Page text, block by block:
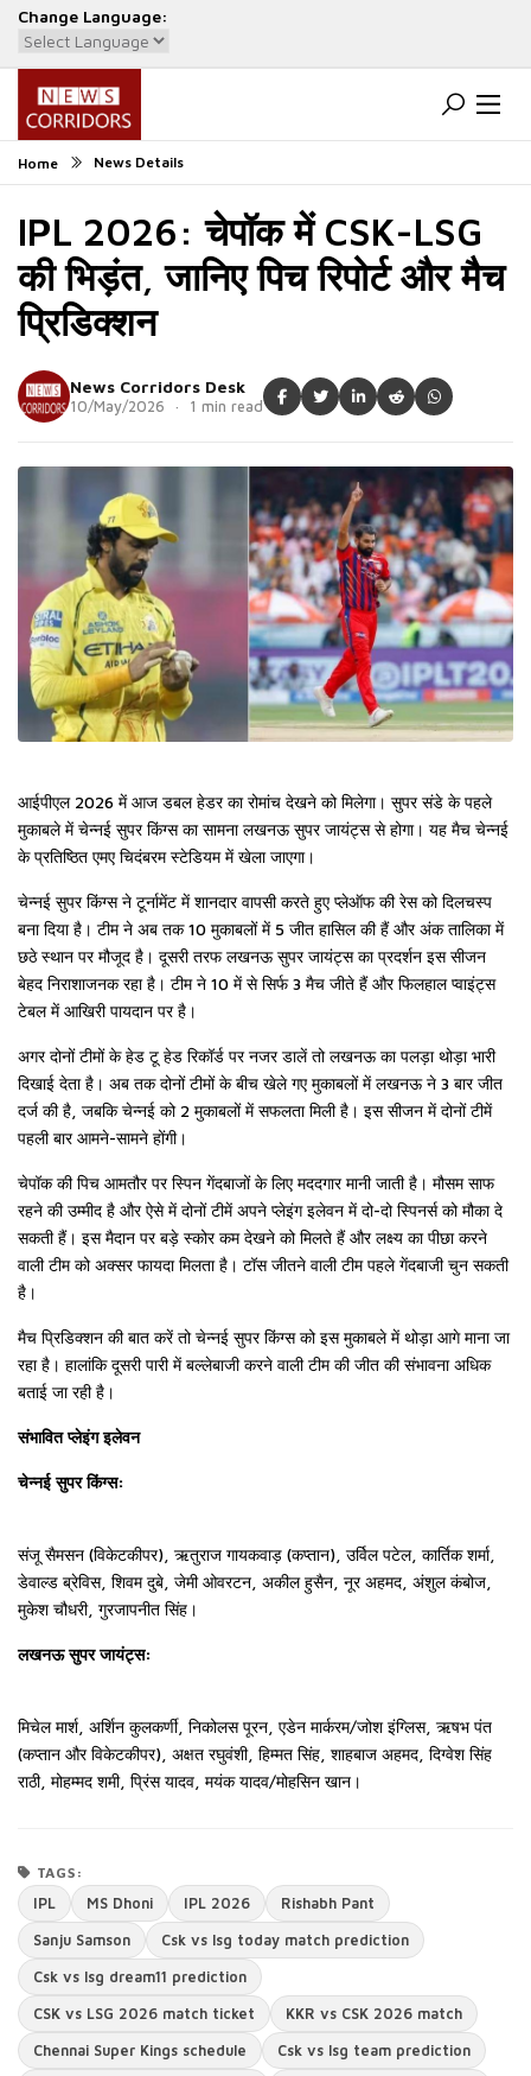
Change Language:
Powered by Translate
Home News Details
IPL 2026: चेपॉक में CSK-LSG
की भिड़ंत, जानिए पिच रिपोर्ट और मैच
प्रिडिक्शन
News Corridors Desk
10/May/2026 · 1 min read
आईपीएल 2026 में आज डबल हेडर का रोमांच देखने को मिलेगा। सुपर संडे के पहले
मुकाबले में चेन्नई सुपर किंग्स का सामना लखनऊ सुपर जायंट्स से होगा। यह मैच चेन्नई
के प्रतिष्ठित एमए चिदंबरम स्टेडियम में खेला जाएगा।
चेन्नई सुपर किंग्स ने टूर्नामेंट में शानदार वापसी करते हुए प्लेऑफ की रेस को दिलचस्प
बना दिया है। टीम ने अब तक 10 मुकाबलों में 5 जीत हासिल की हैं और अंक तालिका में
छठे स्थान पर मौजूद है। दूसरी तरफ लखनऊ सुपर जायंट्स का प्रदर्शन इस सीजन
बेहद निराशाजनक रहा है। टीम ने 10 में से सिर्फ 3 मैच जीते हैं और फिलहाल प्वाइंट्स
टेबल में आखिरी पायदान पर है।
अगर दोनों टीमों के हेड टू हेड रिकॉर्ड पर नजर डालें तो लखनऊ का पलड़ा थोड़ा भारी
दिखाई देता है। अब तक दोनों टीमों के बीच खेले गए मुकाबलों में लखनऊ ने 3 बार जीत
दर्ज की है, जबकि चेन्नई को 2 मुकाबलों में सफलता मिली है। इस सीजन में दोनों टीमें
पहली बार आमने-सामने होंगी।
चेपॉक की पिच आमतौर पर स्पिन गेंदबाजों के लिए मददगार मानी जाती है। मौसम साफ
रहने की उम्मीद है और ऐसे में दोनों टीमें अपने प्लेइंग इलेवन में दो-दो स्पिनर्स को मौका दे
सकती हैं। इस मैदान पर बड़े स्कोर कम देखने को मिलते हैं और लक्ष्य का पीछा करने
वाली टीम को अक्सर फायदा मिलता है। टॉस जीतने वाली टीम पहले गेंदबाजी चुन सकती
है।
मैच प्रिडिक्शन की बात करें तो चेन्नई सुपर किंग्स को इस मुकाबले में थोड़ा आगे माना जा
रहा है। हालांकि दूसरी पारी में बल्लेबाजी करने वाली टीम की जीत की संभावना अधिक
बताई जा रही है।
संभावित प्लेइंग इलेवन
चेन्नई सुपर किंग्स:
संजू सैमसन (विकेटकीपर), ऋतुराज गायकवाड़ (कप्तान), उर्विल पटेल, कार्तिक शर्मा,
डेवाल्ड ब्रेविस, शिवम दुबे, जेमी ओवरटन, अकील हुसैन, नूर अहमद, अंशुल कंबोज,
मुकेश चौधरी, गुरजापनीत सिंह।
लखनऊ सुपर जायंट्स:
मिचेल मार्श, अर्शिन कुलकर्णी, निकोलस पूरन, एडेन मार्करम/जोश इंग्लिस, ऋषभ पंत
(कप्तान और विकेटकीपर), अक्षत रघुवंशी, हिम्मत सिंह, शाहबाज अहमद, दिग्वेश सिंह
राठी, मोहम्मद शमी, प्रिंस यादव, मयंक यादव/मोहसिन खान।
TAGS:
IPL
MS Dhoni IPL 2026 Rishabh Pant
Sanju Samson Csk vs lsg today match prediction
Csk vs lsg dream11 prediction
CSK vs LSG 2026 match ticket KKR vs CSK 2026 match
Chennai Super Kings schedule Csk vs lsg team prediction